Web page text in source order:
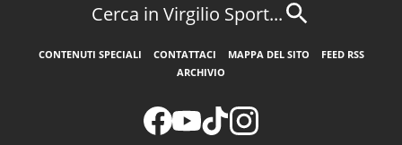
Cerca in Virgilio Sport...
CONTENUTI SPECIALI CONTATTACI MAPPA DEL SITO
FEED RSS
ARCHIVIO